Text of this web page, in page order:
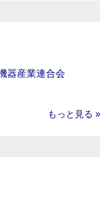
器産業連合会
もっと見る »